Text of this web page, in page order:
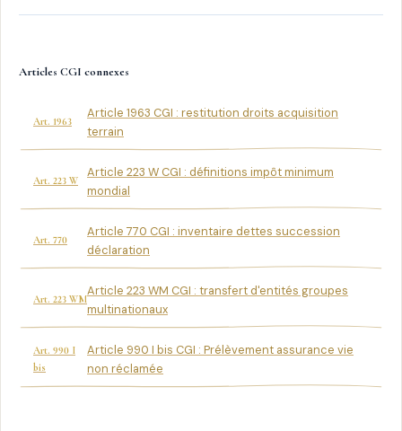
Articles CGI connexes
Art. 1963
Article 1963 CGI : restitution droits acquisition
terrain
Art. 223 W
Article 223 W CGI : définitions impôt minimum
mondial
Art. 770
Article 770 CGI : inventaire dettes succession
déclaration
Art. 223 WM
Article 223 WM CGI : transfert d'entités groupes
multinationaux
Art. 990 I
bis
Article 990 I bis CGI : Prélèvement assurance vie
non réclamée